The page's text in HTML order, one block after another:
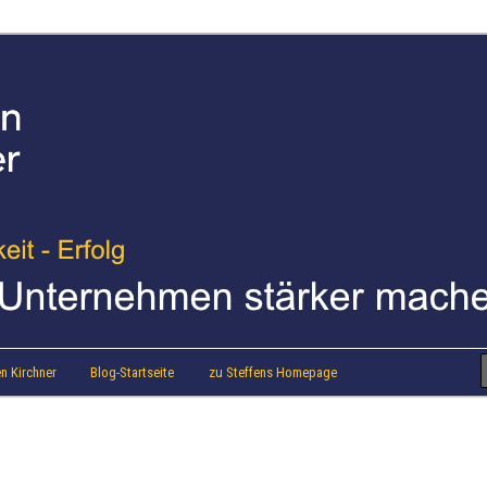
Kirchner Blog-Startseite zu Steffens Homepage